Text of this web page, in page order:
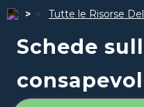
Tutte le Risorse
Schede